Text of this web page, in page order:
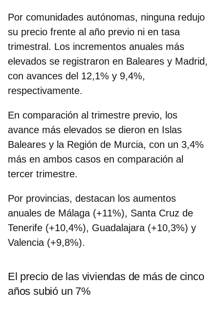
Por comunidades autónomas, ninguna redujo
su precio frente al año previo ni en tasa
trimestral. Los incrementos anuales más
elevados se registraron en Baleares y Madrid,
con avances del 12,1% y 9,4%,
respectivamente.
En comparación al trimestre previo, los
avance más elevados se dieron en Islas
Baleares y la Región de Murcia, con un 3,4%
más en ambos casos en comparación al
tercer trimestre.
Por provincias, destacan los aumentos
anuales de Málaga (+11%), Santa Cruz de
Tenerife (+10,4%), Guadalajara (+10,3%) y
Valencia (+9,8%).
El precio de las viviendas de más de cinco
años subió un 7%